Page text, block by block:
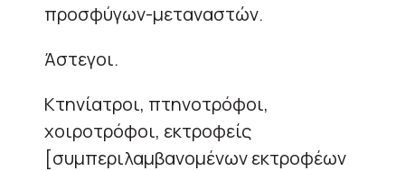
προσφύγων-μεταναστών.
Άστεγοι.
Κτηνίατροι, πτηνοτρόφοι,
χοιροτρόφοι, εκτροφείς
[συμπεριλαμβανομένων εκτροφέων